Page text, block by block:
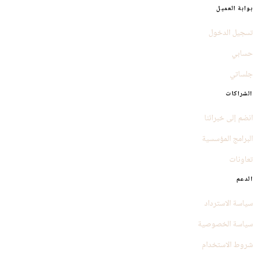
بوابة العميل
تسجيل الدخول
حسابي
جلساتي
الشراكات
انضم إلى خبرائنا
البرامج المؤسسية
تعاونات
الدعم
سياسة الاسترداد
سياسة الخصوصية
شروط الاستخدام